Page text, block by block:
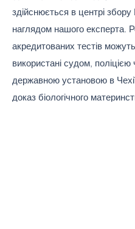
здійснюється в центрі збору
наглядом нашого експерта.
акредитованих тестів
використані судом,
державною установою в
доказ біологічного